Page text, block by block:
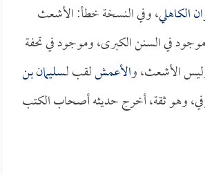
الكاهلي، وفي النسخة خطأ: الأشعث
في السنن الكبرى، وموجود في تحفة
الأشعث، والأعمشلقب لـسليمان بن
وهو ثقة، أخرج حديثه أصحاب الكتب